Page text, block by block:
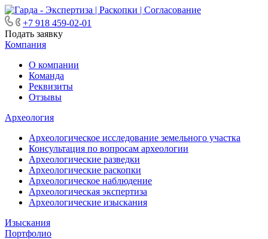
+7 918 459-02-01
Подать заявку
Компания
О компании
Команда
Реквизиты
Отзывы
Археология
Археологическое исследование земельного участка
Консультация по вопросам археологии
Археологические разведки
Археологические раскопки
Археологическое наблюдение
Археологическая экспертиза
Археологические изыскания
Изыскания
Портфолио